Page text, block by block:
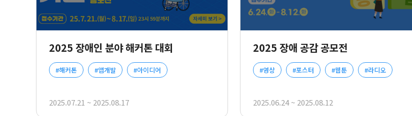
2025 장애인 분야 해커톤 대회
#해커톤 #앱개발 #아이디어
2025.07.21 ~ 2025.08.17
2025 장애 공감 공모전
#영상 #포스터 #웹툰 #라디오
2025.06.24 ~ 2025.08.12